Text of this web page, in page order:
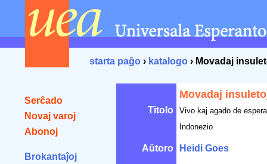
starta paĝo › katalogo › Movadaj
Serĉado
Novaj varoj
Abonoj
Brokantaĵoj
Titolo
Movadaj
Vivo kaj agado de
Indonezio
Aŭtoro Heidi Goes